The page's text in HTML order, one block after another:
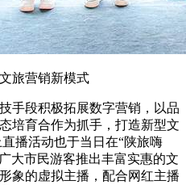
旅营销新模式
段积极拓展数字营销，以品
培育合作为抓手，打造新型文
播活动也于当日在“陕旅嗨
大市民游客推出丰富实惠的文
象的虚拟主播，配合网红主播